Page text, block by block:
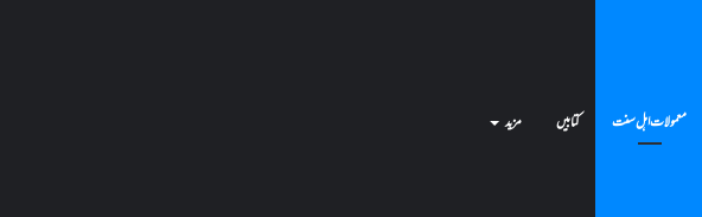
معمولات اہل سنت کتابیں مزید